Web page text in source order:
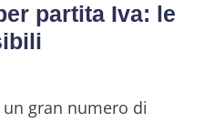
partita Iva: le
gran numero di